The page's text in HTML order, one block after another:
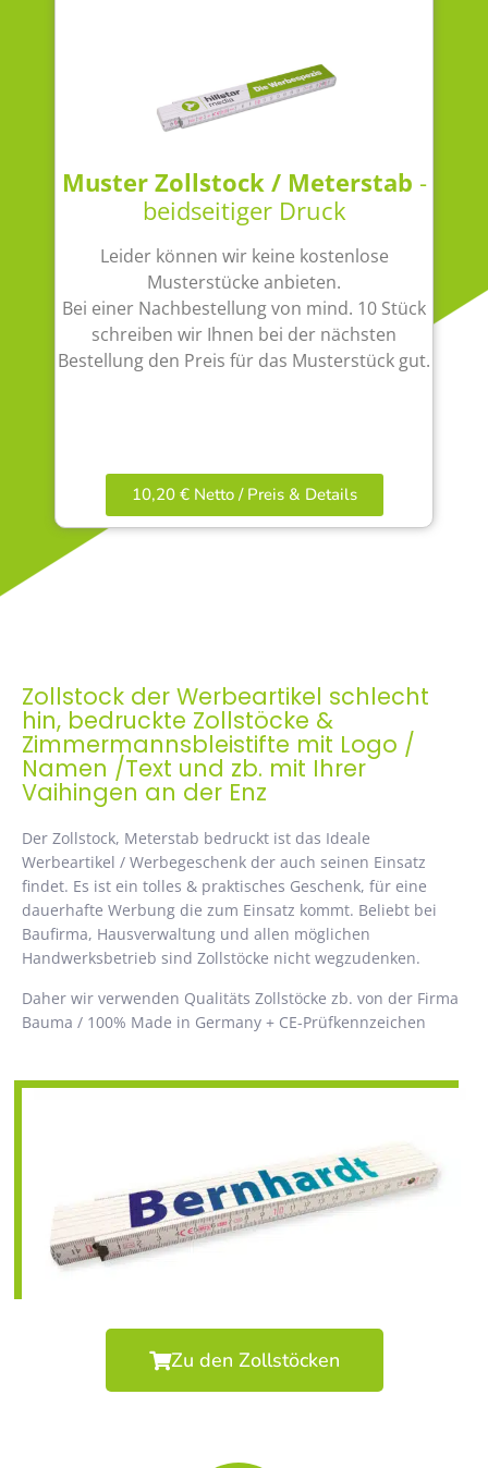
Muster Zollstock / Meterstab -
beidseitiger Druck
Leider können wir keine kostenlose
Musterstücke anbieten.
Bei einer Nachbestellung von mind. 10 Stück
schreiben wir Ihnen bei der nächsten
Bestellung den Preis für das Musterstück gut.
10,20 € Netto / Preis & Details
Zollstock der Werbeartikel schlecht
hin, bedruckte Zollstöcke &
Zimmermannsbleistifte mit Logo /
Namen /Text und zb. mit Ihrer
Vaihingen an der Enz
Der Zollstock, Meterstab bedruckt ist das Ideale
Werbeartikel / Werbegeschenk der auch seinen Einsatz
findet. Es ist ein tolles & praktisches Geschenk, für eine
dauerhafte Werbung die zum Einsatz kommt. Beliebt bei
Baufirma, Hausverwaltung und allen möglichen
Handwerksbetrieb sind Zollstöcke nicht wegzudenken.
Daher wir verwenden Qualitäts Zollstöcke zb. von der Firma
Bauma / 100% Made in Germany + CE-Prüfkennzeichen
Zu den Zollstöcken